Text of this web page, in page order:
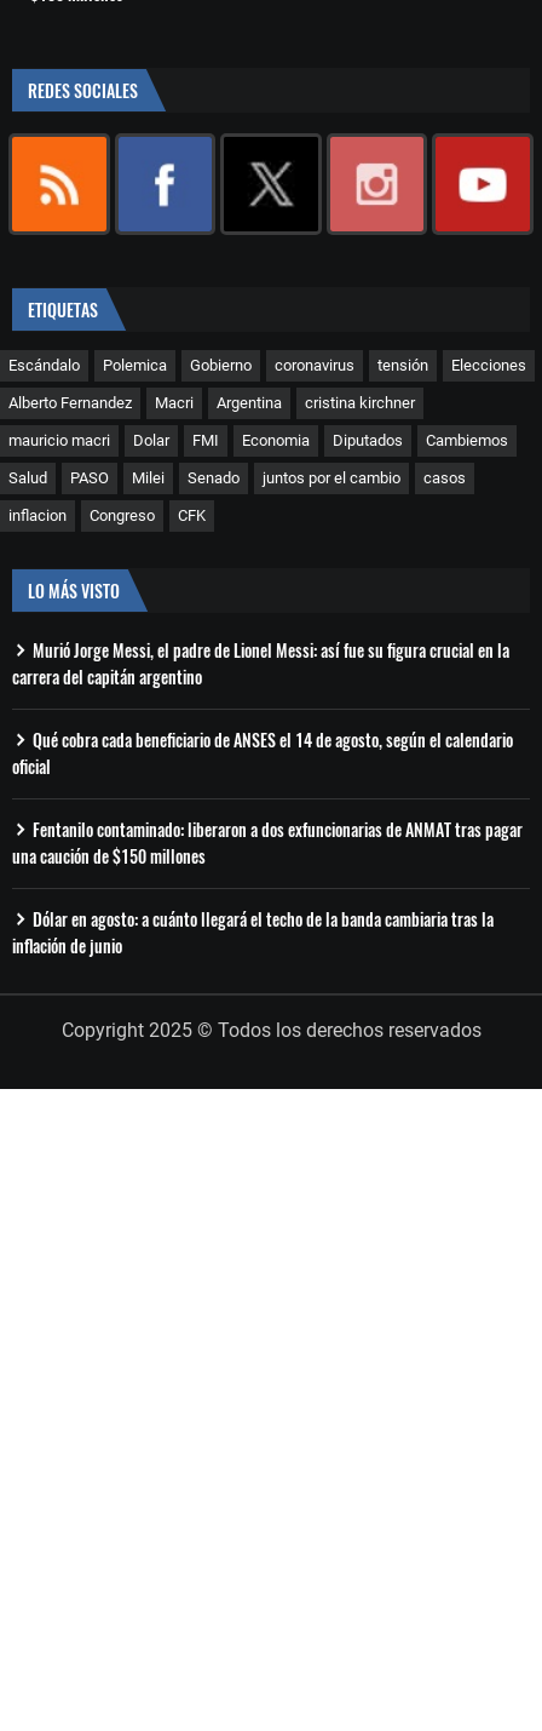
REDES SOCIALES
ETIQUETAS
Escándalo Polemica Gobierno coronavirus tensión Elecciones
Alberto Fernandez Macri Argentina cristina kirchner
mauricio macri Dolar FMI Economia Diputados Cambiemos
Salud PASO Milei Senado juntos por el cambio casos
inflacion Congreso CFK
LO MÁS VISTO
Murió Jorge Messi, el padre de Lionel Messi: así fue su figura crucial en la
carrera del capitán argentino
Qué cobra cada beneficiario de ANSES el 14 de agosto, según el calendario
oficial
Fentanilo contaminado: liberaron a dos exfuncionarias de ANMAT tras pagar
una caución de $150 millones
Dólar en agosto: a cuánto llegará el techo de la banda cambiaria tras la
inflación de junio
Copyright 2025 © Todos los derechos reservados